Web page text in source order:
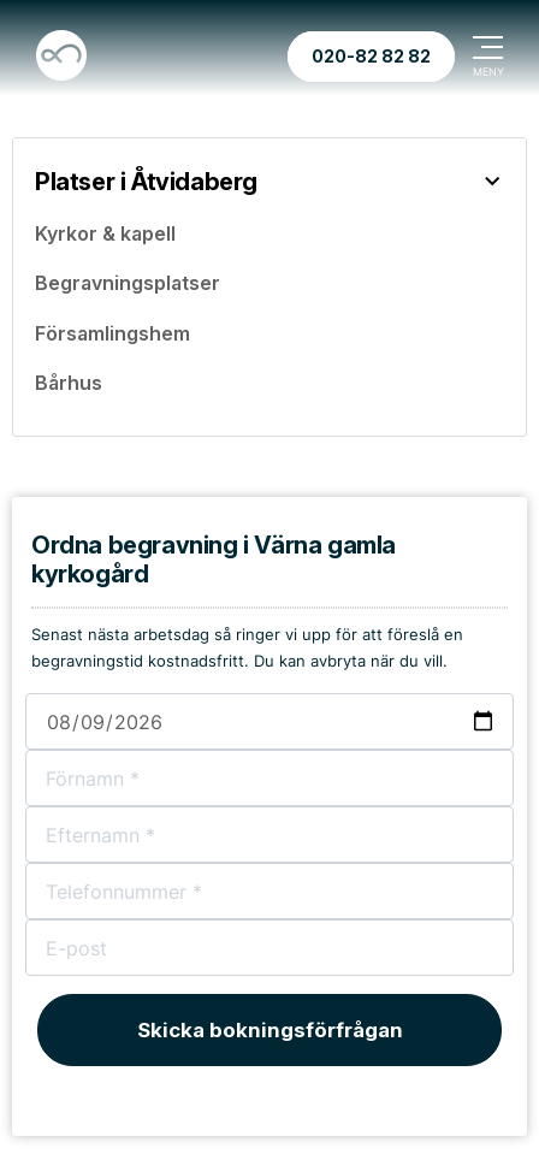
020-82 82 82
Platser i Åtvidaberg
Kyrkor & kapell
Begravningsplatser
Församlingshem
Bårhus
Ordna begravning i Värna gamla
kyrkogård
Senast nästa arbetsdag så ringer vi upp för att föreslå en
begravningstid kostnadsfritt. Du kan avbryta när du vill.
Skicka bokningsförfrågan